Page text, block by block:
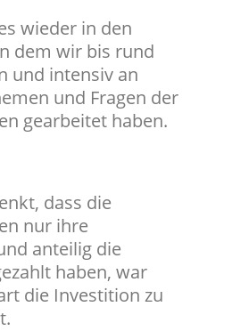
wieder in den
dem wir bis rund
und intensiv an
und Fragen der
gearbeitet haben.
dass die
nur ihre
anteilig die
haben, war
die Investition zu